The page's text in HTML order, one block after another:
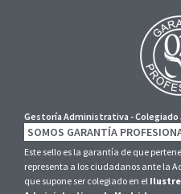
Gestoría Administrativa - Colegiado
SOMOS GARANTÍA
Este sello es la garantía de que
representa a los ciudadanos ante la
que supone ser colegiado en el